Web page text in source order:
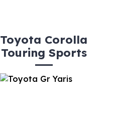
Toyota Corolla
Touring Sports